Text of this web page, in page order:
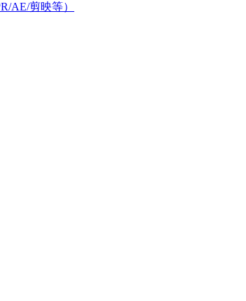
AE/剪映等）